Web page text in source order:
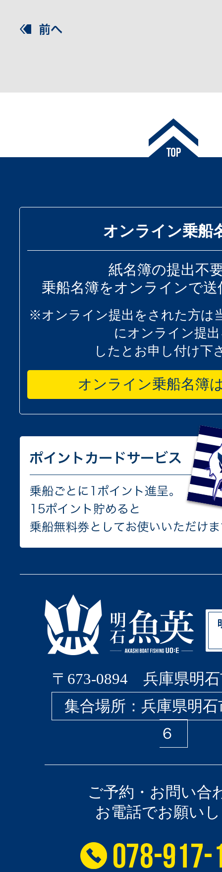
オンライン乗船
紙名簿の提出不
乗船名簿をオンラインで
※オンライン提出をされた方は
にオンライン提
したとお申し付け下
オンライン乗船名簿
〒673-0894 兵庫県明石
集合場所：兵庫県明
６
ご予約・お問い合
お電話でお願い